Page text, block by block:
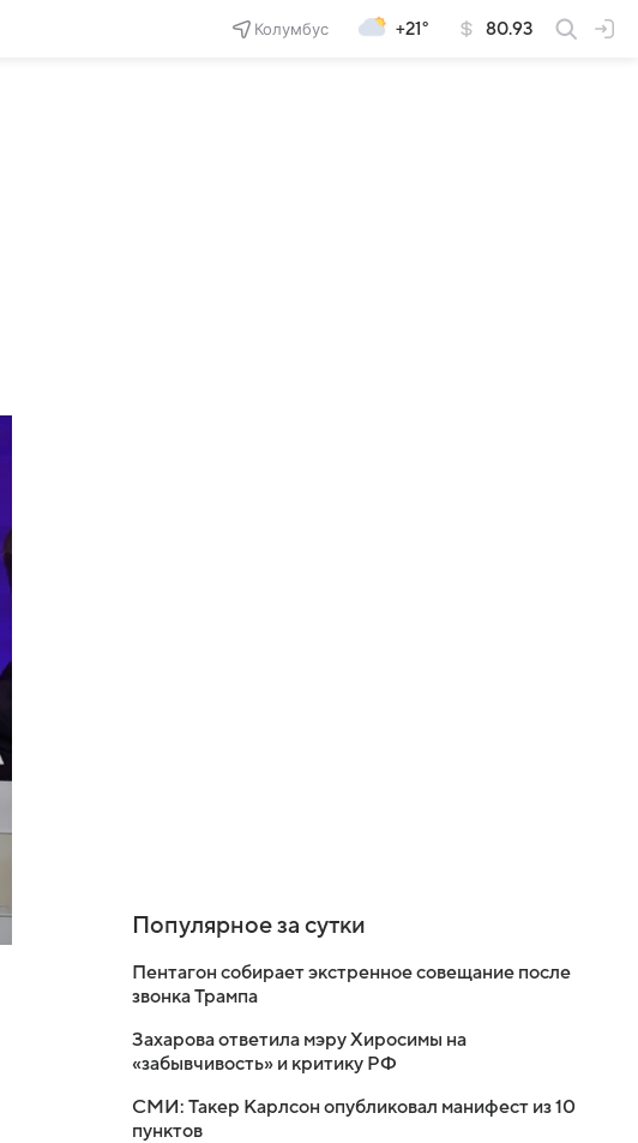
Колумбус +21° 80.93
Популярное за сутки
Пентагон собирает экстренное совещание после
звонка Трампа
Захарова ответила мэру Хиросимы на
«забывчивость» и критику РФ
СМИ: Такер Карлсон опубликовал манифест из 10
пунктов